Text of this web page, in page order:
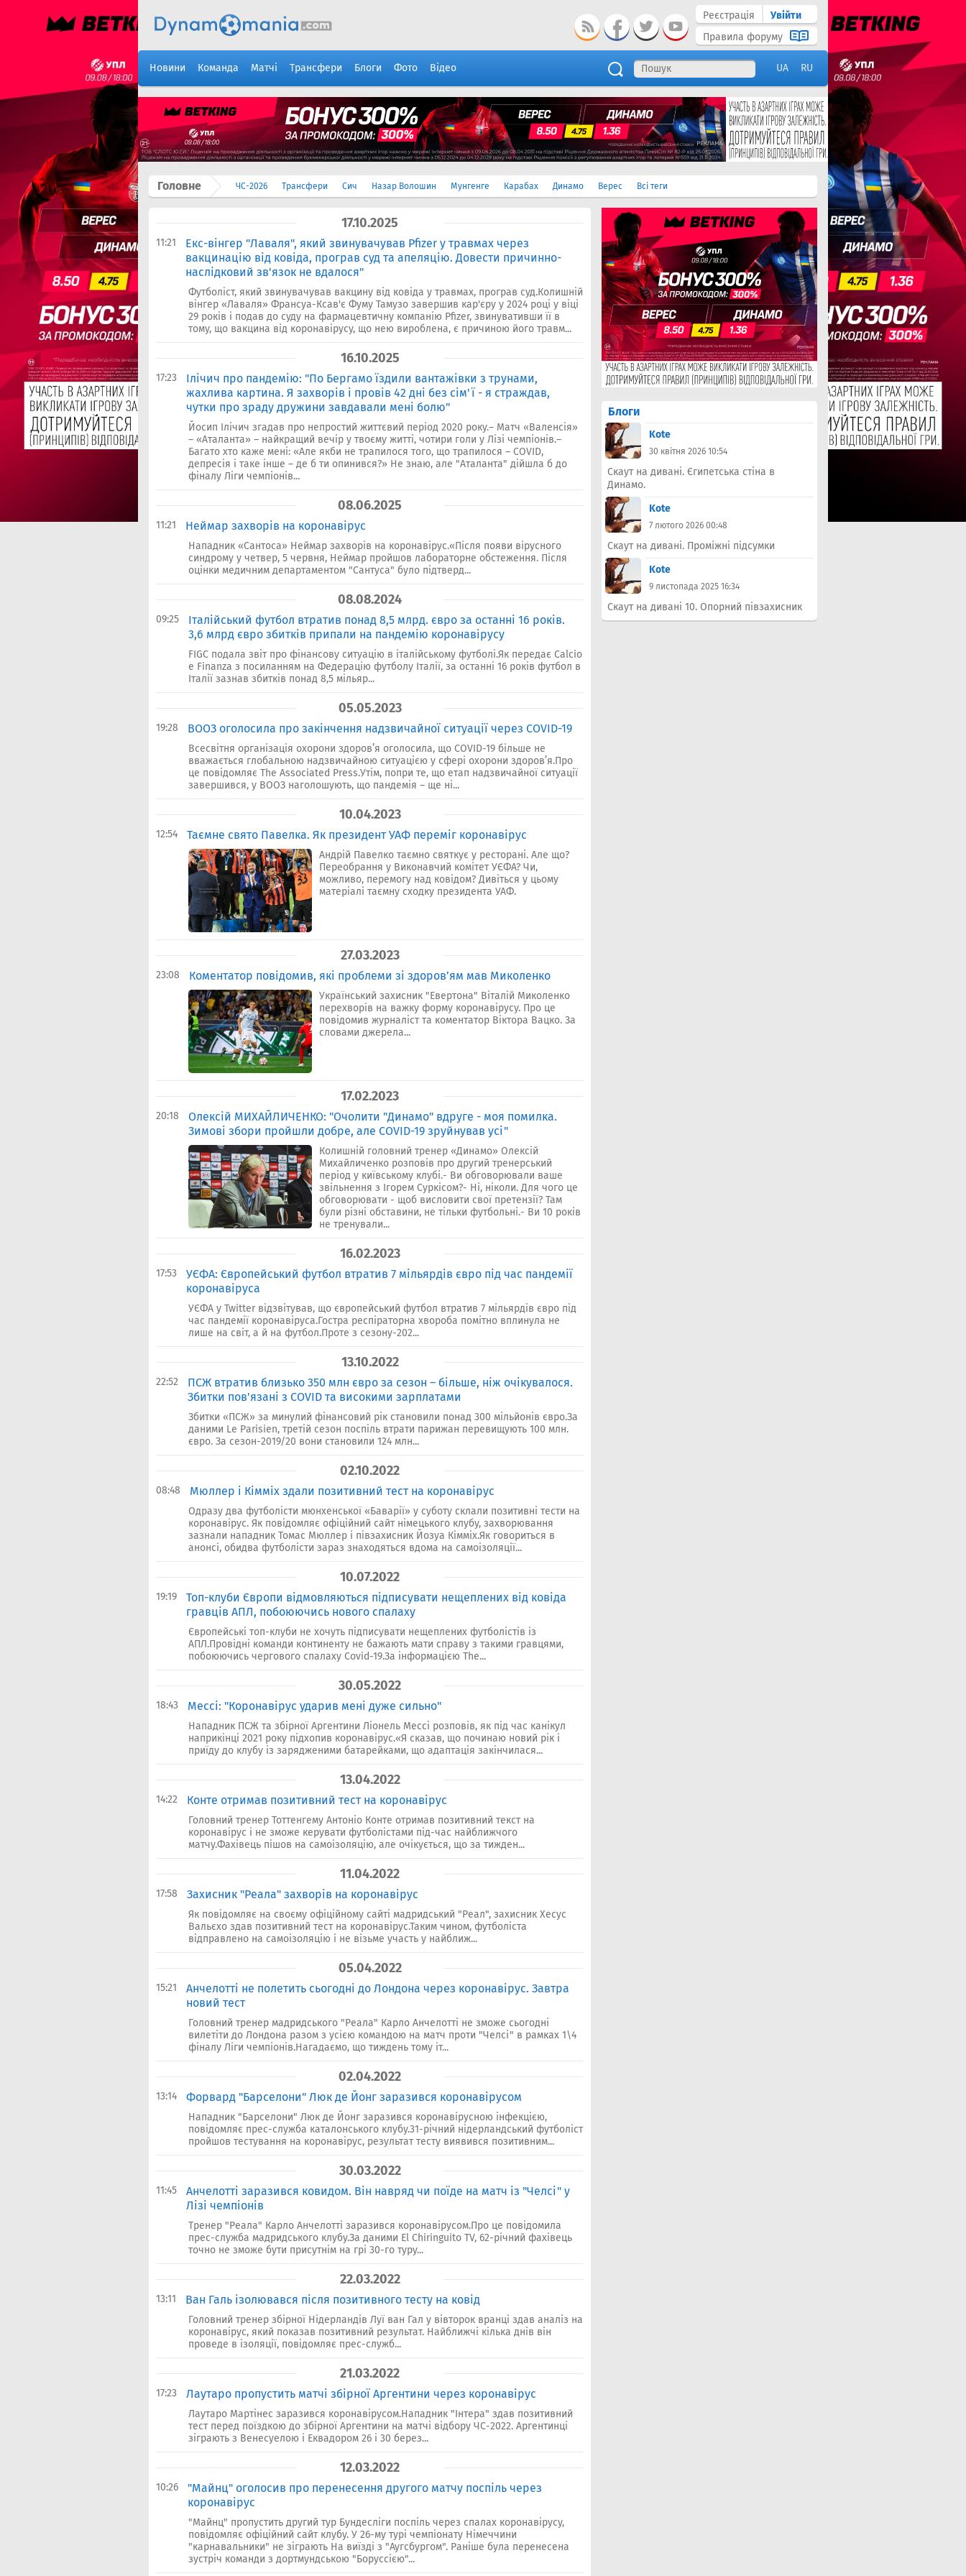
Реєстрація
Увійти
Правила форуму
Новини Команда Матчі Трансфери Блоги Фото Відео UA RU
Головне ЧС-2026 Трансфери Сич Назар Волошин Мунгенге Карабах Динамо Верес Всі теги
17.10.2025
11:21
Екс-вінгер "Лаваля", який звинувачував Pfizer у травмах через
вакцинацію від ковіда, програв суд та апеляцію. Довести причинно-
наслідковий зв'язок не вдалося"
Футболіст, який звинувачував вакцину від ковіда у травмах, програв суд.Колишній
вінгер «Лаваля» Франсуа-Ксав'є Фуму Тамузо завершив кар'єру у 2024 році у віці
29 років і подав до суду на фармацевтичну компанію Pfizer, звинувативши її в
тому, що вакцина від коронавірусу, що нею вироблена, є причиною його травм...
16.10.2025
17:23
Ілiчич про пандемію: "По Бергамо їздили вантажівки з трунами,
жахлива картина. Я захворів і провів 42 дні без сім'ї - я страждав,
чутки про зраду дружини завдавали мені болю"
Йосип Ілічич згадав про непростий життєвий період 2020 року.– Матч «Валенсія»
– «Аталанта» – найкращий вечір у твоєму житті, чотири голи у Лізі чемпіонів.–
Багато хто каже мені: «Але якби не трапилося того, що трапилося – COVID,
депресія і таке інше – де б ти опинився?» Не знаю, але "Аталанта" дійшла б до
фіналу Ліги чемпіонів...
08.06.2025
11:21 Неймар захворів на коронавірус
Нападник «Сантоса» Неймар захворів на коронавірус.«Після появи вірусного
синдрому у четвер, 5 червня, Неймар пройшов лабораторне обстеження. Після
оцінки медичним департаментом "Сантуса" було підтверд...
08.08.2024
09:25
Італійський футбол втратив понад 8,5 млрд. євро за останні 16 років.
3,6 млрд євро збитків припали на пандемію коронавірусу
FIGC подала звіт про фінансову ситуацію в італійському футболі.Як передає Calcio
e Finanza з посиланням на Федерацію футболу Італії, за останні 16 років футбол в
Італії зазнав збитків понад 8,5 мільяр...
05.05.2023
19:28 ВООЗ оголосила про закінчення надзвичайної ситуації через COVID-19
Всесвітня організація охорони здоров’я оголосила, що COVID-19 більше не
вважається глобальною надзвичайною ситуацією у сфері охорони здоров’я.Про
це повідомляє The Associated Press.Утім, попри те, що етап надзвичайної ситуації
завершився, у ВООЗ наголошують, що пандемія – ще ні...
10.04.2023
12:54 Таємне свято Павелка. Як президент УАФ переміг коронавірус
Андрій Павелко таємно святкує у ресторані. Але що?
Переобрання у Виконавчий комітет УЄФА? Чи,
можливо, перемогу над ковідом? Дивіться у цьому
матеріалі таємну сходку президента УАФ.
27.03.2023
23:08 Коментатор повідомив, які проблеми зі здоров’ям мав Миколенко
Український захисник "Евертона" Віталій Миколенко
перехворів на важку форму коронавірусу. Про це
повідомив журналіст та коментатор Віктора Вацко. За
словами джерела...
17.02.2023
20:18
Олексій МИХАЙЛИЧЕНКО: "Очолити "Динамо" вдруге - моя помилка.
Зимові збори пройшли добре, але COVID-19 зруйнував усі"
Колишній головний тренер «Динамо» Олексій
Михайличенко розповів про другий тренерський
період у київському клубі.- Ви обговорювали ваше
звільнення з Ігорем Суркісом?- Ні, ніколи. Для чого це
обговорювати - щоб висловити свої претензії? Там
були різні обставини, не тільки футбольні.- Ви 10 років
не тренували...
16.02.2023
17:53
УЄФА: Європейський футбол втратив 7 мільярдів євро під час пандемії
коронавіруса
УЄФА у Twitter відзвітував, що європейський футбол втратив 7 мільярдів євро під
час пандемії коронавіруса.Гостра респіраторна хвороба помітно вплинула не
лише на світ, а й на футбол.Проте з сезону-202...
13.10.2022
22:52
ПСЖ втратив близько 350 млн євро за сезон – більше, ніж очікувалося.
Збитки пов'язані з COVID та високими зарплатами
Збитки «ПСЖ» за минулий фінансовий рік становили понад 300 мільйонів євро.За
даними Le Parisien, третій сезон поспіль втрати парижан перевищують 100 млн.
євро. За сезон-2019/20 вони становили 124 млн...
02.10.2022
08:48 Мюллер і Кімміх здали позитивний тест на коронавірус
Одразу два футболісти мюнхенської «Баварії» у суботу склали позитивні тести на
коронавірус. Як повідомляє офіційний сайт німецького клубу, захворювання
зазнали нападник Томас Мюллер і півзахисник Йозуа Кімміх.Як говориться в
анонсі, обидва футболісти зараз знаходяться вдома на самоізоляції...
10.07.2022
19:19
Топ-клуби Європи відмовляються підписувати нещеплених від ковіда
гравців АПЛ, побоюючись нового спалаху
Європейські топ-клуби не хочуть підписувати нещеплених футболістів із
АПЛ.Провідні команди континенту не бажають мати справу з такими гравцями,
побоюючись чергового спалаху Covid-19.За інформацією The...
30.05.2022
18:43 Мессі: "Коронавірус ударив мені дуже сильно"
Нападник ПСЖ та збірної Аргентини Ліонель Мессі розповів, як під час канікул
наприкінці 2021 року підхопив коронавірус.«Я сказав, що починаю новий рік і
приїду до клубу із зарядженими батарейками, що адаптація закінчилася...
13.04.2022
14:22 Конте отримав позитивний тест на коронавірус
Головний тренер Тоттенгему Антоніо Конте отримав позитивний текст на
коронавірус і не зможе керувати футболістами під-час найближчого
матчу.Фахівець пішов на самоізоляцію, але очікується, що за тижден...
11.04.2022
17:58 Захисник "Реала" захворів на коронавірус
Як повідомляє на своєму офіційному сайті мадридський "Реал", захисник Хесус
Вальєхо здав позитивний тест на коронавірус.Таким чином, футболіста
відправлено на самоізоляцію і не візьме участь у найближ...
05.04.2022
15:21
Анчелотті не полетить сьогодні до Лондона через коронавірус. Завтра
новий тест
Головний тренер мадридського "Реала" Карло Анчелотті не зможе сьогодні
вилетіти до Лондона разом з усією командою на матч проти "Челсі" в рамках 1\4
фіналу Ліги чемпіонів.Нагадаємо, що тиждень тому іт...
02.04.2022
13:14 Форвард "Барселони" Люк де Йонг заразився коронавірусом
Нападник "Барселони" Люк де Йонг заразився коронавірусною інфекцією,
повідомляє прес-служба каталонського клубу.31-річний нідерландський футболіст
пройшов тестування на коронавірус, результат тесту виявився позитивним...
30.03.2022
11:45
Анчелотті заразився ковидом. Він навряд чи поїде на матч із "Челсі" у
Лізі чемпіонів
Тренер "Реала" Карло Анчелотті заразився коронавірусом.Про це повідомила
прес-служба мадридського клубу.За даними El Chiringuito TV, 62-річний фахівець
точно не зможе бути присутнім на грі 30-го туру...
22.03.2022
13:11 Ван Галь ізолювався після позитивного тесту на ковід
Головний тренер збірної Нідерландів Луї ван Гал у вівторок вранці здав аналіз на
коронавірус, який показав позитивний результат. Найближчі кілька днів він
проведе в ізоляції, повідомляє прес-служб...
21.03.2022
17:23 Лаутаро пропустить матчі збірної Аргентини через коронавірус
Лаутаро Мартінес заразився коронавірусом.Нападник "Інтера" здав позитивний
тест перед поїздкою до збірної Аргентини на матчі відбору ЧС-2022. Аргентинці
зіграють з Венесуелою і Еквадором 26 і 30 берез...
12.03.2022
10:26
"Майнц" оголосив про перенесення другого матчу поспіль через
коронавірус
"Майнц" пропустить другий тур Бундесліги поспіль через спалах коронавірусу,
повідомляє офіційний сайт клубу. У 26-му турі чемпіонату Німеччини
"карнавальники" не зіграють На виїзді з "Аугсбургом". Раніше була перенесена
зустріч команди з дортмундською "Боруссією"...
Блоги
Kote
30 квітня 2026 10:54
Скаут на дивані. Єгипетська стіна в
Динамо.
Kote
7 лютого 2026 00:48
Скаут на дивані. Проміжні підсумки
Kote
9 листопада 2025 16:34
Скаут на дивані 10. Опорний півзахисник